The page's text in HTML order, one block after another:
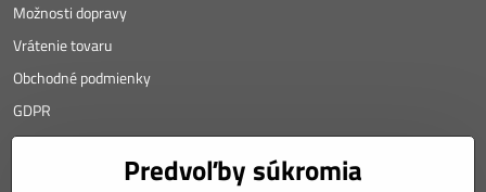
Možnosti dopravy
Vrátenie tovaru
Obchodné podmienky
GDPR
Predvoľby súkromia